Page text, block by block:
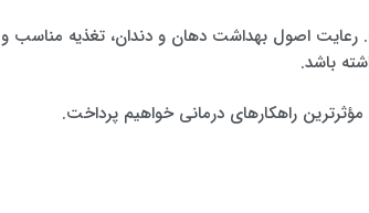
رعایت اصول بهداشت دهان و دندان، تغذیه مناسب و
باشد.
راهکارهای درمانی خواهیم پرداخت.